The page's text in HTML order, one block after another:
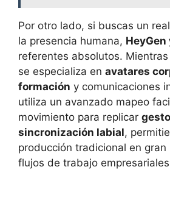
Por otro lado, si buscas un
la presencia humana,
referentes absolutos.
se especializa en avatares
formación y comunicaciones
utiliza un avanzado mapeo
movimiento para replicar
sincronización labial,
producción tradicional en
flujos de trabajo